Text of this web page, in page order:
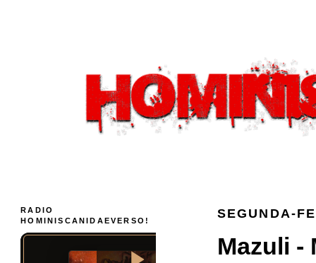
SEGUNDA-
Mazuli -
RADIO
HOMINISCANIDAEVERSO!